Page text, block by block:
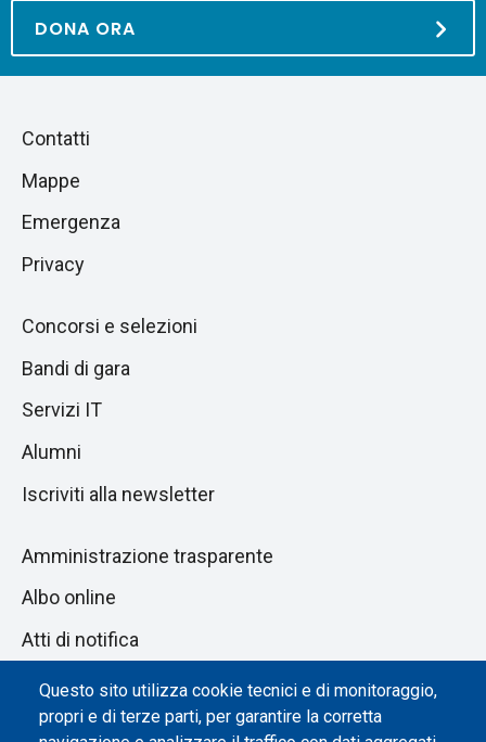
Questo sito utilizza cookie tecnici e di monitoraggio,
propri e di terze parti, per garantire la corretta
DONA ORA
Salta
sezione
Piè
di
pagina
Contatti
Mappe
Emergenza
Privacy
Concorsi e selezioni
Bandi di gara
Servizi IT
Alumni
Iscriviti alla newsletter
Amministrazione trasparente
Albo online
Atti di notifica
Dichiarazione di accessibilità
Impostazione dei cookie